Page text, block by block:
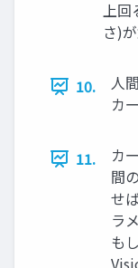
上回
さ)
10.
人
カ
11.
カ
間
せ
ラ
も